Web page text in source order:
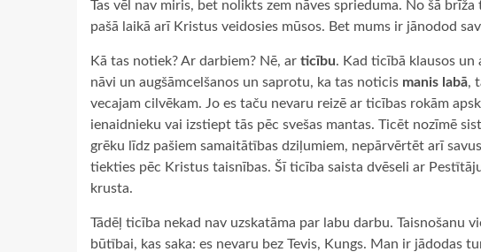
Tas vēl nav miris, bet nolikts zem nāves sprieduma. No šā
pašā laikā arī Kristus veidosies mūsos. Bet mums ir jānodod
Kā tas notiek? Ar darbiem? Nē, ar ticību. Kad ticībā klausos un
nāvi un augšāmcelšanos un saprotu, ka tas noticis manis labā,
vecajam cilvēkam. Jo es taču nevaru reizē ar ticības rokām
ienaidnieku vai izstiept tās pēc svešas mantas. Ticēt nozīmē
grēku līdz pašiem samaitātības dziļumiem, nepārvērtēt arī
tiekties pēc Kristus taisnības. Šī ticība saista dvēseli ar
krusta.
Tādēļ ticība nekad nav uzskatāma par labu darbu. Taisnošanu
būtībai, kas saka: es nevaru bez Tevis, Kungs. Man ir jādodas